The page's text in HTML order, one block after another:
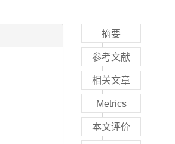
摘要
参考文献
相关文章
Metrics
本文评价